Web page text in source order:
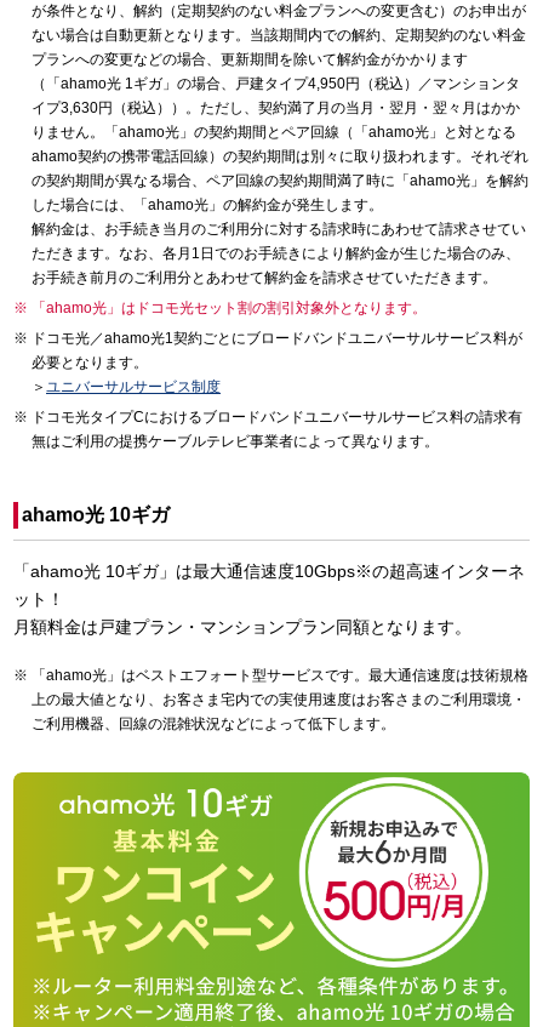
が条件となり、解約（定期契約のない料金プランへの変更含む）のお申出が
ない場合は自動更新となります。当該期間内での解約、定期契約のない料金
プランへの変更などの場合、更新期間を除いて解約金がかかります
（「ahamo光 1ギガ」の場合、戸建タイプ4,950円（税込）／マンションタ
イプ3,630円（税込））。ただし、契約満了月の当月・翌月・翌々月はかか
りません。「ahamo光」の契約期間とペア回線（「ahamo光」と対となる
ahamo契約の携帯電話回線）の契約期間は別々に取り扱われます。それぞれ
の契約期間が異なる場合、ペア回線の契約期間満了時に「ahamo光」を解約
した場合には、「ahamo光」の解約金が発生します。
解約金は、お手続き当月のご利用分に対する請求時にあわせて請求させてい
ただきます。なお、各月1日でのお手続きにより解約金が生じた場合のみ、
お手続き前月のご利用分とあわせて解約金を請求させていただきます。
「ahamo光」はドコモ光セット割の割引対象外となります。
ドコモ光／ahamo光1契約ごとにブロードバンドユニバーサルサービス料が
必要となります。
＞ ユニバーサルサービス制度
ドコモ光タイプCにおけるブロードバンドユニバーサルサービス料の請求有
無はご利用の提携ケーブルテレビ事業者によって異なります。
ahamo光 10ギガ
「ahamo光 10ギガ」は最大通信速度10Gbps※の超高速インターネ
ット！
月額料金は戸建プラン・マンションプラン同額となります。
「ahamo光」はベストエフォート型サービスです。最大通信速度は技術規格
上の最大値となり、お客さま宅内での実使用速度はお客さまのご利用環境・
ご利用機器、回線の混雑状況などによって低下します。